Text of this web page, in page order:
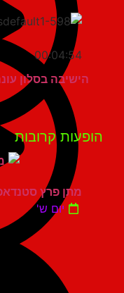
00:04:54
הישיבה בסלון עונה 2 : הנוסע הגמד המתמיד
קרובות
מתן פרץ סטנדאפ
יום ש'